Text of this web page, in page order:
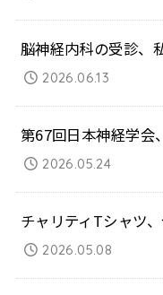
脳神経内科の受診、
2026.06.13
第67回日本神経学会
2026.05.24
チャリティTシャツ、
2026.05.08